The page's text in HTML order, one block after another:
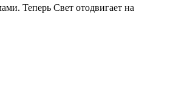
Теперь Свет отодвигает на